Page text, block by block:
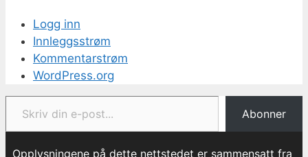
Logg inn
Innleggsstrøm
Kommentarstrøm
WordPress.org
Skriv din e-post...
Abonner
Opplysningene på dette nettstedet er sammensatt fra